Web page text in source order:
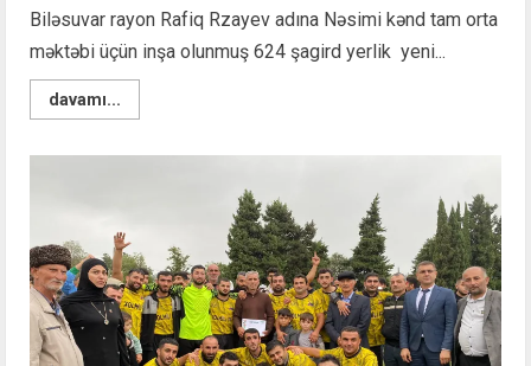
Biləsuvar rayon Rafiq Rzayev adına Nəsimi kənd tam orta
məktəbi üçün inşa olunmuş 624 şagird yerlik yeni...
davamı...
more
yeni
məktəb
binasi
istifadəyə
verilib